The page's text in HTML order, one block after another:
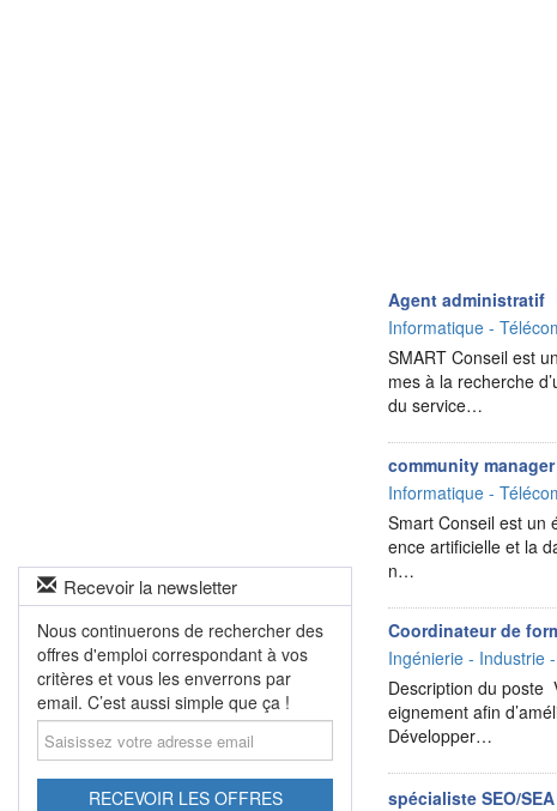
Recevoir la newsletter
Nous continuerons de rechercher des
offres d'emploi correspondant à vos
critères et vous les enverrons par
email. C’est aussi simple que ça !
Saisissez
votre
adresse
RECEVOIR LES OFFRES
Agent administratif
Informatique -
SMART Conseil est
mes à la recherche
du service…
community manager
Informatique -
Smart Conseil est un
ence artificielle et la
n…
Coordinateur de
Ingénierie - Industrie
Description du poste
eignement afin
Développer…
spécialiste SEO/SEA